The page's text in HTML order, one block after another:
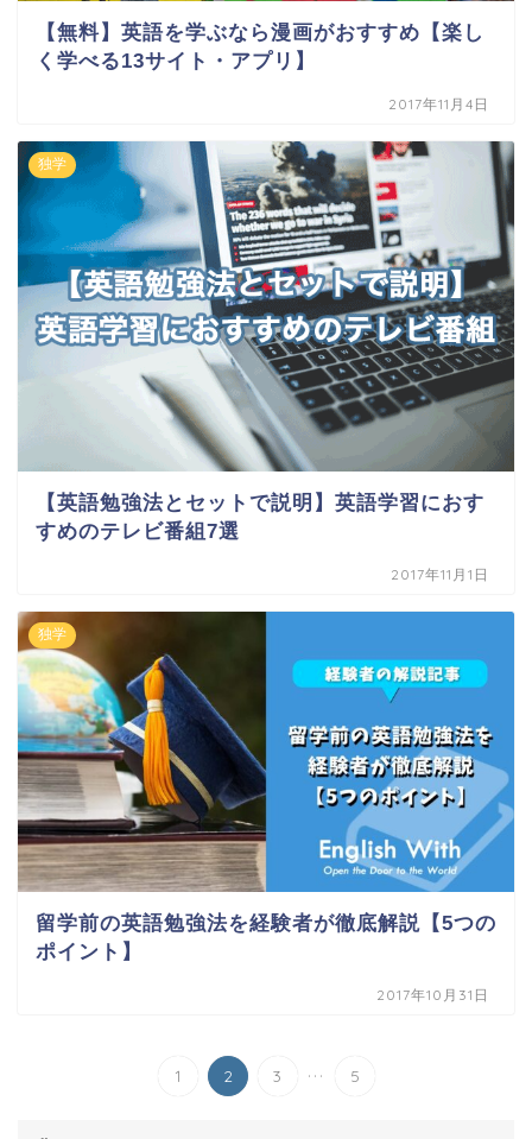
【無料】英語を学ぶなら漫画がおすすめ【楽し
く学べる13サイト・アプリ】
2017年11月4日
独学
【英語勉強法とセットで説明】英語学習におす
すめのテレビ番組7選
2017年11月1日
独学
留学前の英語勉強法を経験者が徹底解説【5つの
ポイント】
2017年10月31日
1 2 3 ... 5